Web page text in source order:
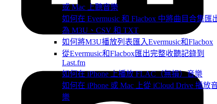
或 Mac 上聽音樂
如何在 Evermusic 和 Flacbox 中將曲目合集匯
為 M3U、CSV 和 TXT
如何將M3U播放列表匯入Evermusic和Flacbox
從Evermusic和Flacbox匯出完整收聽記錄到
Last.fm
如何在 iPhone 上播放 FLAC（無損）音樂
如何在 iPhone 或 Mac 上從 iCloud Drive 播放
樂